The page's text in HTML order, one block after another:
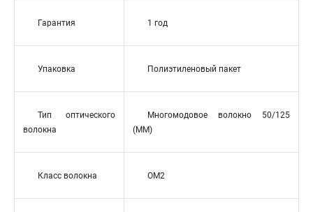
Гарантия 1 год
Упаковка Полиэтиленовый пакет
Тип оптического
волокна
Многомодовое волокно 50/125
(MM)
Класс волокна OM2